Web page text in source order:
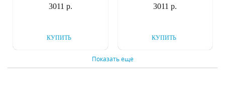
3011 р.
КУПИТЬ
3011 р.
КУПИТЬ
Показать еще